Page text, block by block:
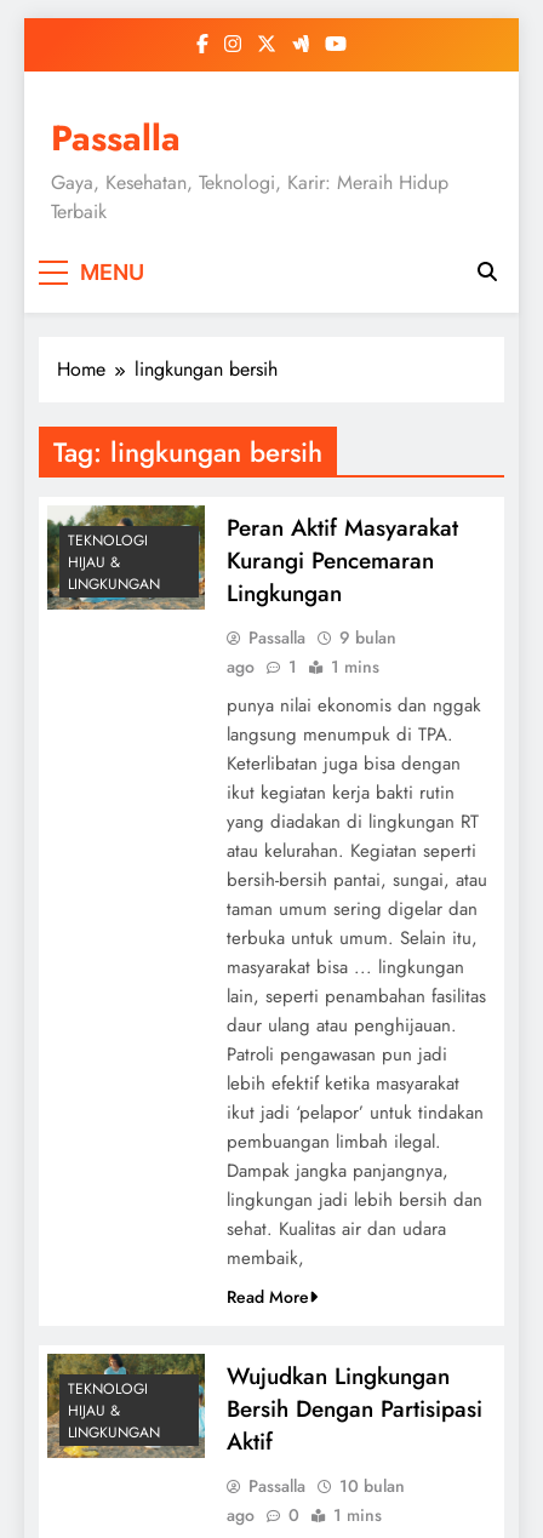
Passalla
Gaya, Kesehatan, Teknologi, Karir: Meraih Hidup
Terbaik
MENU
Home lingkungan bersih
Tag: lingkungan bersih
TEKNOLOGI
HIJAU &
LINGKUNGAN
Peran Aktif Masyarakat
Kurangi Pencemaran
Lingkungan
Passalla
9 bulan
ago
1 1 mins
punya nilai ekonomis dan nggak
langsung menumpuk di TPA.
Keterlibatan juga bisa dengan
ikut kegiatan kerja bakti rutin
yang diadakan di lingkungan RT
atau kelurahan. Kegiatan seperti
bersih-bersih pantai, sungai, atau
taman umum sering digelar dan
terbuka untuk umum. Selain itu,
masyarakat bisa ... lingkungan
lain, seperti penambahan fasilitas
daur ulang atau penghijauan.
Patroli pengawasan pun jadi
lebih efektif ketika masyarakat
ikut jadi ‘pelapor’ untuk tindakan
pembuangan limbah ilegal.
Dampak jangka panjangnya,
lingkungan jadi lebih bersih dan
sehat. Kualitas air dan udara
membaik,
Read More
TEKNOLOGI
HIJAU &
LINGKUNGAN
Wujudkan Lingkungan
Bersih Dengan Partisipasi
Aktif
Passalla
10 bulan
ago
0 1 mins